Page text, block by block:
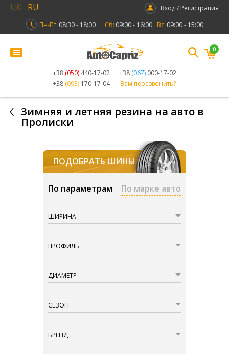
UK RU
Вход / Регистрация
Пн-Пт: 08:30 - 18:00 Сб: 09:00 - 16:00 Вс: 09:00 - 15:00
+38 (050) 440-17-02 +38 (067) 000-17-02
+38 (093) 170-17-04 Вам перезвонить?
0
Зимняя и летняя резина на авто в
Пролиски
ПОДОБРАТЬ ШИНЫ
По параметрам По марке авто
ШИРИНА
ПРОФИЛЬ
ДИАМЕТР
СЕЗОН
БРЕНД